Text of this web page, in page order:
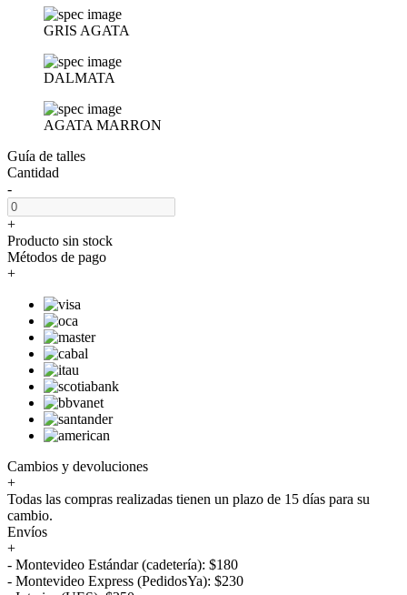
GRIS AGATA
DALMATA
AGATA MARRON
Guía de talles
Cantidad
-
+
Producto sin stock
Métodos de pago
+
Cambios y devoluciones
+
Todas las compras realizadas tienen un plazo de 15 días para su
cambio.
Envíos
+
- Montevideo Estándar (cadetería): $180
- Montevideo Express (PedidosYa): $230